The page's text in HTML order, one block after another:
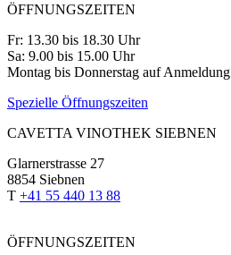
ÖFFNUNGSZEITEN
Fr: 13.30 bis 18.30 Uhr
Sa: 9.00 bis 15.00 Uhr
Montag bis Donnerstag auf Anmeldung
Spezielle Öffnungszeiten
CAVETTA VINOTHEK SIEBNEN
Glarnerstrasse 27
8854 Siebnen
T +41 55 440 13 88
ÖFFNUNGSZEITEN